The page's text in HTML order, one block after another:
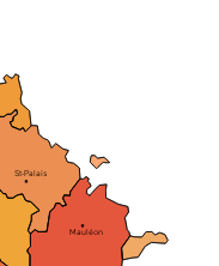
Mauléon
St-Palais